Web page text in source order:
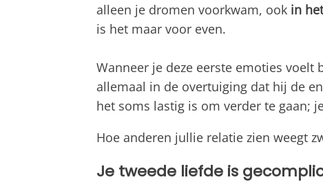
alleen je dromen voorkwam, ook in
is het maar voor even.
Wanneer je deze eerste emoties voelt
allemaal in de overtuiging dat hij de
het soms lastig is om verder te gaan;
Hoe anderen jullie relatie zien weegt
Je tweede liefde is